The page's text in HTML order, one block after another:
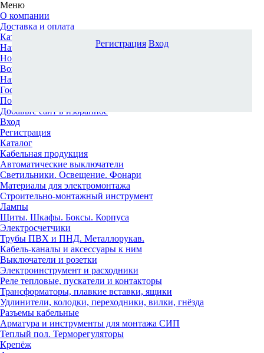
Меню
О компании
Доставка и оплата
Каталог
Наши офисы
Новости и новинки
Вопрос-ответ
Наша команда
Гос. заказчикам
Поставщикам
Добавьте сайт в избранное
Вход
Регистрация
Каталог
Кабельная продукция
Автоматические выключатели
Светильники. Освещение. Фонари
Материалы для электромонтажа
Строительно-монтажный инструмент
Лампы
Щиты. Шкафы. Боксы. Корпуса
Электросчетчики
Трубы ПВХ и ПНД. Металлорукав.
Кабель-каналы и аксессуары к ним
Выключатели и розетки
Электроинструмент и расходники
Реле тепловые, пускатели и контакторы
Трансформаторы, плавкие вставки, ящики
Удлинители, колодки, переходники, вилки, гнёзда
Разъемы кабельные
Арматура и инструменты для монтажа СИП
Теплый пол. Терморегуляторы
Крепёж
Регистрация Вход